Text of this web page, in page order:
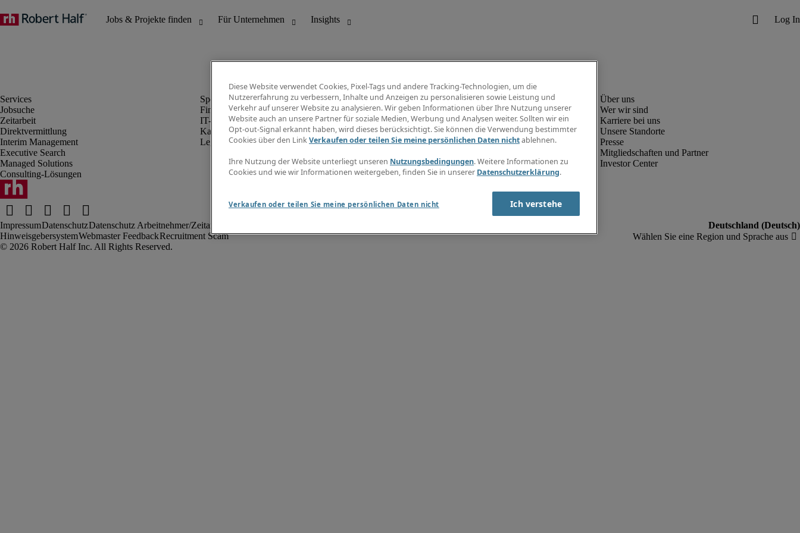
Jobsuche
Zeitarbeit
Direktvermittlung
Interim Management
Executive Search
Managed Solutions
Consulting-Lösungen
Finanz- & Rechnungswesen
IT-Bereich
Kaufmännischer Bereich
Legal
Info Center
Jobübersicht
Gehaltsübersicht
E-Learning
Wer wir sind
Karriere bei uns
Unsere Standorte
Presse
Mitgliedschaften und Partner
Investor Center
ImpressumDatenschutzDatenschutz Arbeitnehmer/Zeitarbeitskräfte
HinweisgebersystemWebmaster FeedbackRecruitment Scam
Diese Website verwendet Cookies, Pixel-Tags und andere Tracking-Technologien, um die
Nutzererfahrung zu verbessern, Inhalte und Anzeigen zu personalisieren sowie Leistung und
Verkehr auf unserer Website zu analysieren. Wir geben Informationen über Ihre Nutzung unserer
Website auch an unsere Partner für soziale Medien, Werbung und Analysen weiter. Sollten wir ein
Opt-out-Signal erkannt haben, wird dieses berücksichtigt. Sie können die Verwendung bestimmter
Cookies über den LinkVerkaufen oder teilen Sie meine persönlichen Daten nichtablehnen.
Ihre Nutzung der Website unterliegt unseren Nutzungsbedingungen. Weitere Informationen zu
Cookies und wie wir Informationen weitergeben, finden Sie in unserer Datenschutzerklärung.
Verkaufen oder teilen Sie meine persönlichen Daten nicht Ich verstehe